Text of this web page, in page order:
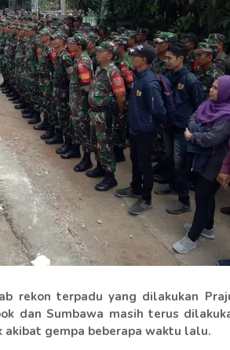
rekon terpadu yang dilakukan
dan Sumbawa masih terus
akibat gempa beberapa waktu lalu.